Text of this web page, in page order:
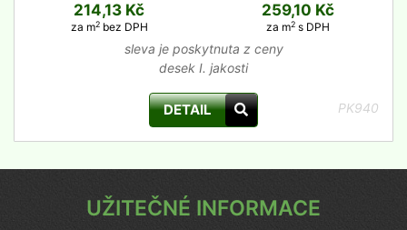
214,13 Kč
za m2bez DPH
259,10 Kč
za m2 s DPH
sleva je poskytnuta z ceny
desek I. jakosti
DETAIL PK940
UŽITEČNÉ INFORMACE